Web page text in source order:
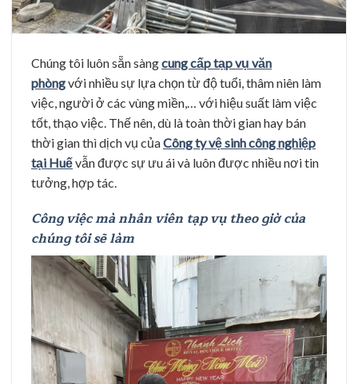
Chúng tôi luôn sẵn sàngcung cấp tạp vụ văn
phòngvới nhiều sự lựa chọn từ độ tuổi, thâm niên làm
việc, người ở các vùng miền,… với hiệu suất làm việc
tốt, thạo việc. Thế nên, dù là toàn thời gian hay bán
thời gian thì dịch vụ củaCông ty vệ sinh công nghiệp
tại Huếvẫn được sự ưu ái và luôn được nhiều nơi tin
tưởng, hợp tác.
Công việc mà nhân viên tạp vụ theo giờ của
chúng tôi sẽ làm